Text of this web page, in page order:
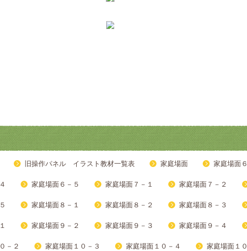
旧操作パネル イラスト教材一覧表 家庭場面 家庭場面
家庭場面６－５ 家庭場面７－１ 家庭場面７－２
家庭場面８－１ 家庭場面８－２ 家庭場面８－３
家庭場面９－２ 家庭場面９－３ 家庭場面９－４
－２ 家庭場面１０－３ 家庭場面１０－４ 家庭場面１